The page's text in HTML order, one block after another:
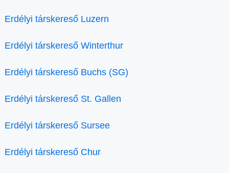
Erdélyi társkereső Luzern
Erdélyi társkereső Winterthur
Erdélyi társkereső Buchs (SG)
Erdélyi társkereső St. Gallen
Erdélyi társkereső Sursee
Erdélyi társkereső Chur